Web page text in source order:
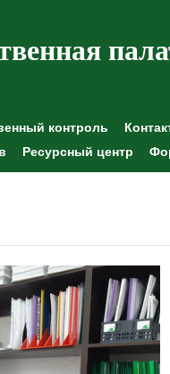
контроль
Ресурсный центр